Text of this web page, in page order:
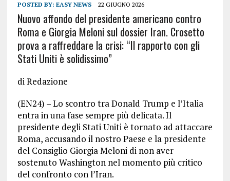
POSTED BY: EASY NEWS 22 GIUGNO 2026
Nuovo affondo del presidente americano contro
Roma e Giorgia Meloni sul dossier Iran. Crosetto
prova a raffreddare la crisi: “Il rapporto con gli
Stati Uniti è solidissimo”
di Redazione
(EN24) – Lo scontro tra Donald Trump e l’Italia
entra in una fase sempre più delicata. Il
presidente degli Stati Uniti è tornato ad attaccare
Roma, accusando il nostro Paese e la presidente
del Consiglio Giorgia Meloni di non aver
sostenuto Washington nel momento più critico
del confronto con l’Iran.